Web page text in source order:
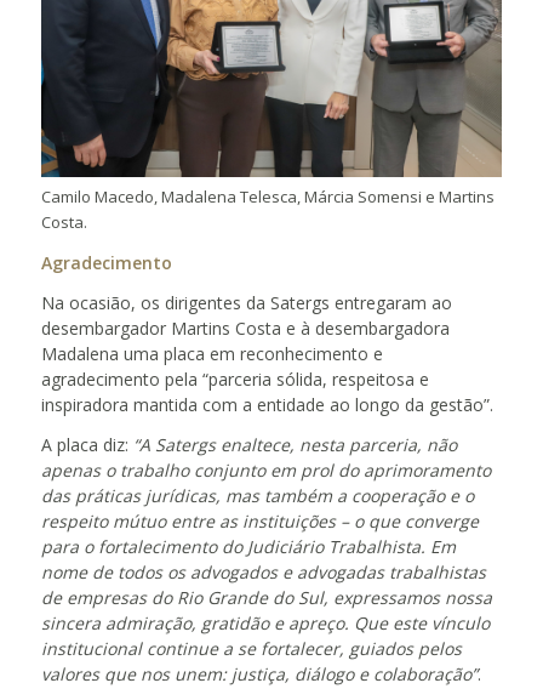
Camilo Macedo, Madalena Telesca, Márcia Somensi e Martins
Costa.
Agradecimento
Na ocasião, os dirigentes da Satergs entregaram ao
desembargador Martins Costa e à desembargadora
Madalena uma placa em reconhecimento e
agradecimento pela “parceria sólida, respeitosa e
inspiradora mantida com a entidade ao longo da gestão”.
A placa diz: “A Satergs enaltece, nesta parceria, não
apenas o trabalho conjunto em prol do aprimoramento
das práticas jurídicas, mas também a cooperação e o
respeito mútuo entre as instituições – o que converge
para o fortalecimento do Judiciário Trabalhista. Em
nome de todos os advogados e advogadas trabalhistas
de empresas do Rio Grande do Sul, expressamos nossa
sincera admiração, gratidão e apreço. Que este vínculo
institucional continue a se fortalecer, guiados pelos
valores que nos unem: justiça, diálogo e colaboração”.